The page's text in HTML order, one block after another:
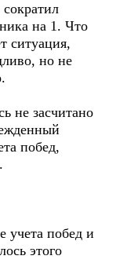
на 1. Что
ситуация,
но не
не засчитано
побед,
учета побед и
этого